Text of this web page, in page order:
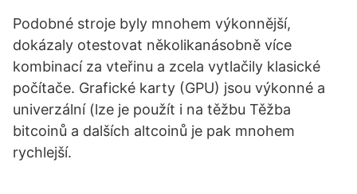
Podobné stroje byly mnohem výkonnější,
dokázaly otestovat několikanásobně více
kombinací za vteřinu a zcela vytlačily klasické
počítače. Grafické karty (GPU) jsou výkonné a
univerzální (lze je použít i na těžbu Těžba
bitcoinů a dalších altcoinů je pak mnohem
rychlejší.